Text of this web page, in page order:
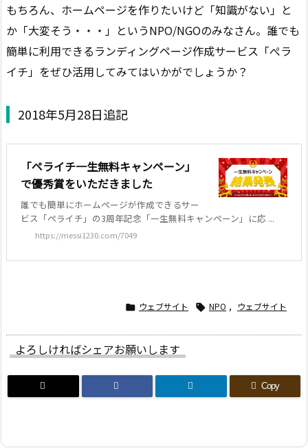
もちろん、ホームページを作りたいけど「知識がない」と
か「大変そう・・・」というNPO/NGOのみなさん。誰でも
簡単に利用できるランディングページ作成サービス「ぺラ
イチ」をぜひ活用してみてはいかがでしょうか？
2018年5月28日追記
「ペライチ一生無料キャンペーン」
で優秀賞をいただきました
誰でも簡単にホームページが作成できるサー
ビス「ペライチ」の3周年記念「一生無料キャンペーン」に応 ...
https://messi1230.com/7049
 ウェブサイト  NPO , ウェブサイト
よろしければシェアお願いします
Copy